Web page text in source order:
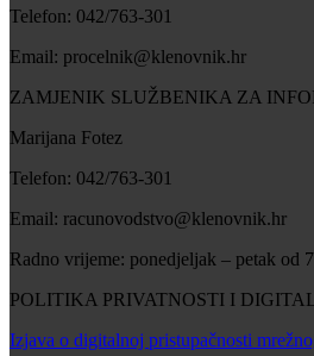
Telefon: 042/763-301
Email: procelnik@klenovnik.hr
ZAMJENIK SLUŽBENIKA ZA
Marijana Fotez
Telefon: 042/763-301
Email: racunovodstvo@klenovnik.hr
Radno vrijeme: ponedjeljak – petak od
POLITIKA PRIVATNOSTI I
Izjava o digitalnoj pristupačnosti